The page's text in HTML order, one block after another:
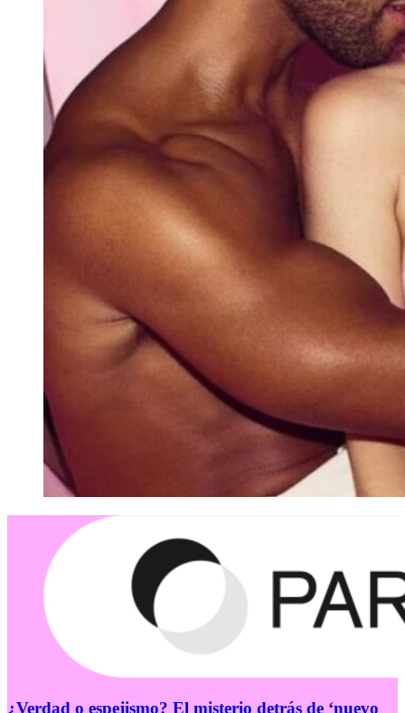
¿Verdad o espejismo? El misterio detrás de ‘nuevo